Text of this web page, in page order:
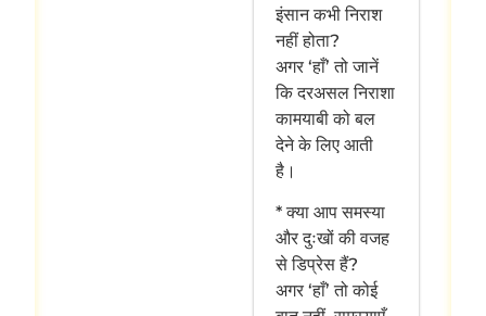
इंसान कभी निराश
नहीं होता?
अगर ‘हाँ’ तो जानें
कि दरअसल निराशा
कामयाबी को बल
देने के लिए आती
है।
* क्या आप समस्या
और दुःखों की वजह
से डिप्रेस हैं?
अगर ‘हाँ’ तो कोई